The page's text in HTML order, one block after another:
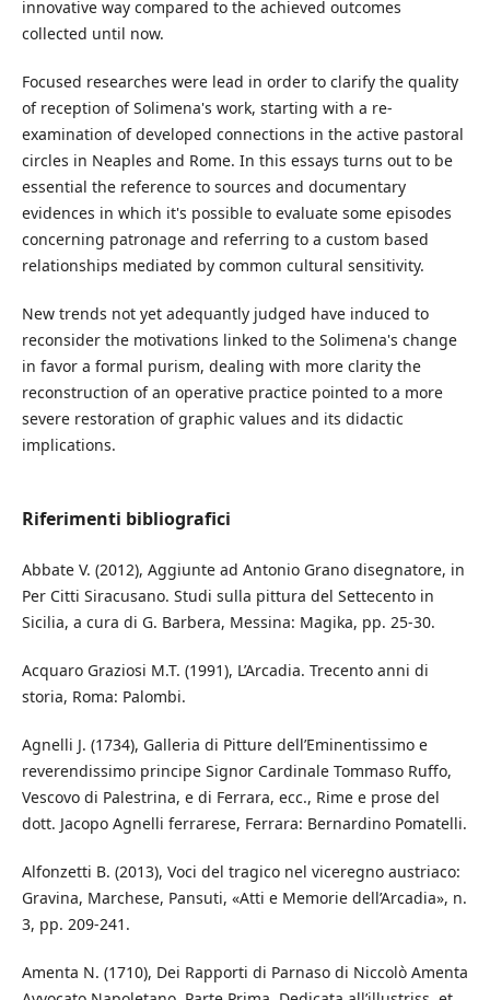
innovative way compared to the achieved outcomes
collected until now.
Focused researches were lead in order to clarify the quality
of reception of Solimena's work, starting with a re-
examination of developed connections in the active pastoral
circles in Neaples and Rome. In this essays turns out to be
essential the reference to sources and documentary
evidences in which it's possible to evaluate some episodes
concerning patronage and referring to a custom based
relationships mediated by common cultural sensitivity.
New trends not yet adequantly judged have induced to
reconsider the motivations linked to the Solimena's change
in favor a formal purism, dealing with more clarity the
reconstruction of an operative practice pointed to a more
severe restoration of graphic values and its didactic
implications.
Riferimenti bibliografici
Abbate V. (2012), Aggiunte ad Antonio Grano disegnatore, in
Per Citti Siracusano. Studi sulla pittura del Settecento in
Sicilia, a cura di G. Barbera, Messina: Magika, pp. 25-30.
Acquaro Graziosi M.T. (1991), L’Arcadia. Trecento anni di
storia, Roma: Palombi.
Agnelli J. (1734), Galleria di Pitture dell’Eminentissimo e
reverendissimo principe Signor Cardinale Tommaso Ruffo,
Vescovo di Palestrina, e di Ferrara, ecc., Rime e prose del
dott. Jacopo Agnelli ferrarese, Ferrara: Bernardino Pomatelli.
Alfonzetti B. (2013), Voci del tragico nel viceregno austriaco:
Gravina, Marchese, Pansuti, «Atti e Memorie dell’Arcadia», n.
3, pp. 209-241.
Amenta N. (1710), Dei Rapporti di Parnaso di Niccolò Amenta